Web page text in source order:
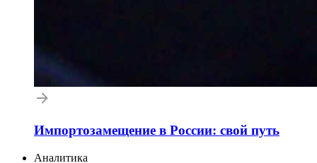
Импортозамещение в России: свой путь
Аналитика